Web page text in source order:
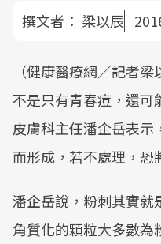
撰文者： 梁以辰
（健康醫療網／記者
不是只有青春痘，還可
皮膚科主任潘企岳表示
而形成，若不處理，恐
潘企岳說，粉刺其實就
角質化的顆粒大多數為